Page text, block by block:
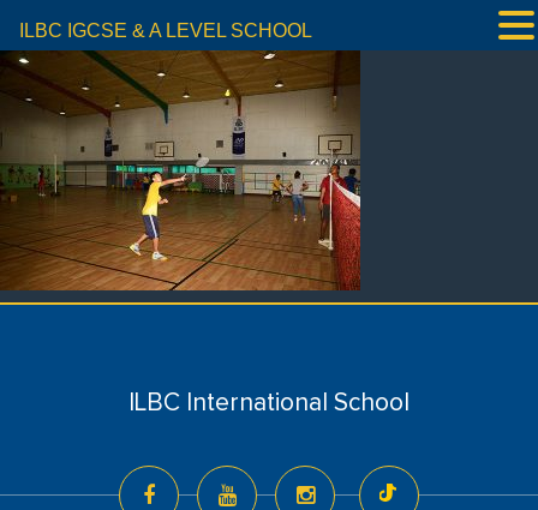
ILBC International School
ILBC IGCSE & A LEVEL SCHOOL